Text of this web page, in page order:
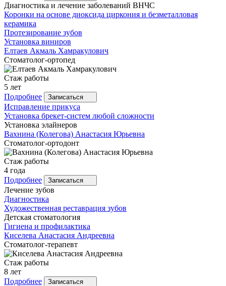
Диагностика и лечение заболеваний ВНЧС
Коронки на основе диоксида циркония и безметалловая
керамика
Протезирование зубов
Установка виниров
Елтаев Акмаль Хамракулович
Стоматолог-ортопед
Стаж работы
5 лет
Подробнее
Записаться
Исправление прикуса
Установка брекет-систем любой сложности
Установка элайнеров
Вахнина (Колегова) Анастасия Юрьевна
Стоматолог-ортодонт
Стаж работы
4 года
Подробнее
Записаться
Лечение зубов
Диагностика
Художественная реставрация зубов
Детская стоматология
Гигиена и профилактика
Киселева Анастасия Андреевна
Стоматолог-терапевт
Стаж работы
8 лет
Подробнее
Записаться